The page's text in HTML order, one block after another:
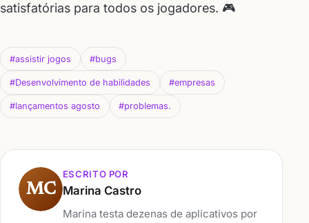
satisfatórias para todos os jogadores. 🎮
#assistir jogos #bugs
#Desenvolvimento de habilidades #empresas
#lançamentos agosto #problemas.
MC
ESCRITO POR
Marina Castro
Marina testa dezenas de aplicativos por